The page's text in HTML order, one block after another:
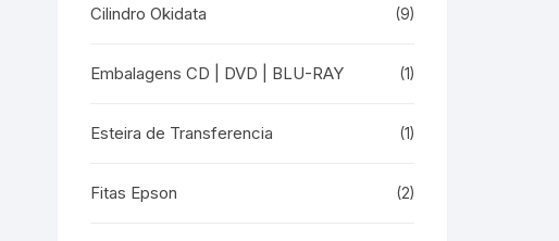
Cilindro Okidata (9)
Embalagens CD | DVD | BLU-RAY (1)
Esteira de Transferencia (1)
Fitas Epson (2)